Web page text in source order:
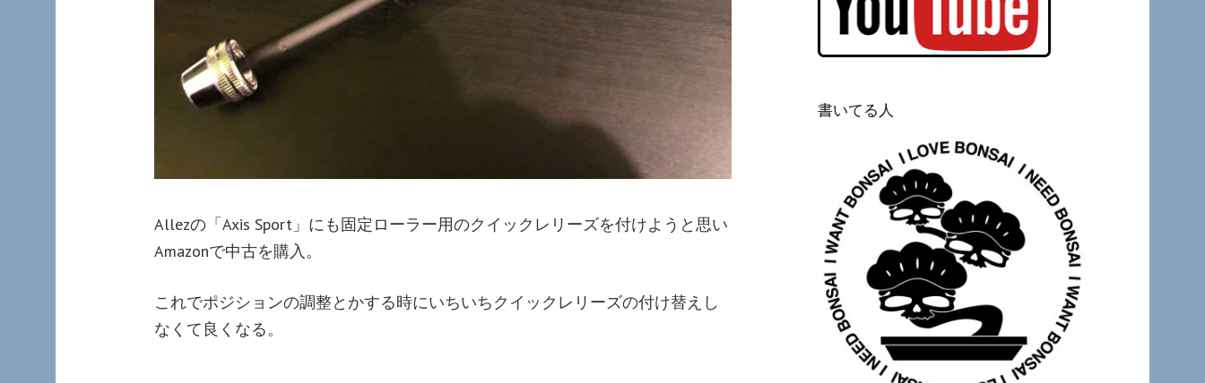
Allezの「Axis Sport」にも固定ローラー用のクイックレリーズを付けようと思い
Amazonで中古を購入。
これでポジションの調整とかする時にいちいちクイックレリーズの付け替えし
なくて良くなる。
書いてる人